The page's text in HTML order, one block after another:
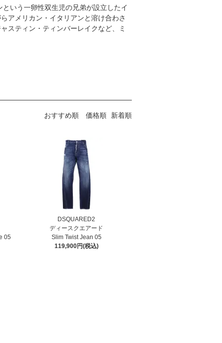
いう一卵性双生児の兄弟が設立したイ
アメリカン・イタリアンと溶け合わさ
スティン・ティンバーレイクなど、ミ
おすすめ順 価格順 新着順
05
DSQUARED2
ディースクエアード
Slim Twist Jean 05
119,900円(税込)